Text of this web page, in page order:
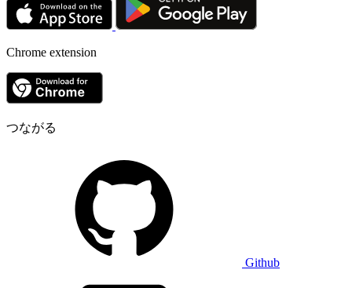
Chrome extension
つながる
Github